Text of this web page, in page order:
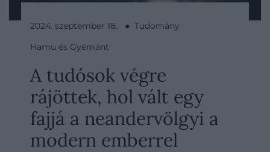
2024. szeptember 18. ● Tudomány
Hamu és Gyémánt
A tudósok végre
rájöttek, hol vált egy
fajjá a neandervölgyi a
modern emberrel